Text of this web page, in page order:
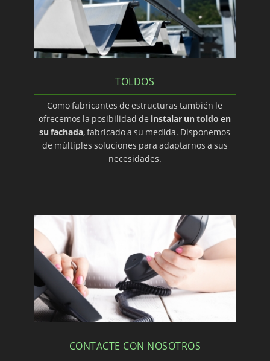
TOLDOS
Como fabricantes de estructuras también le
ofrecemos la posibilidad de instalar un toldo en
su fachada, fabricado a su medida. Disponemos
de múltiples soluciones para adaptarnos a sus
necesidades.
CONTACTE CON NOSOTROS